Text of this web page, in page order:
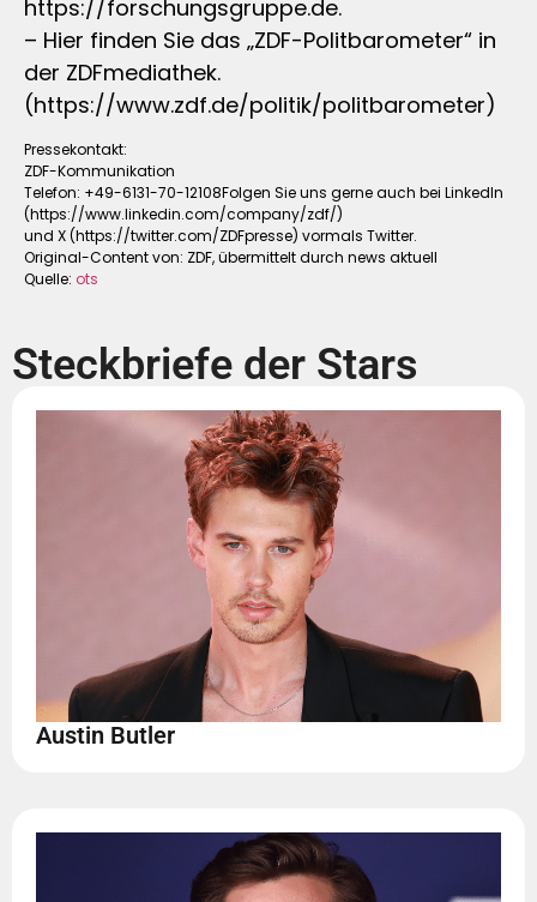
https://forschungsgruppe.de.
– Hier finden Sie das „ZDF-Politbarometer“ in
der ZDFmediathek.
(https://www.zdf.de/politik/politbarometer)
Pressekontakt:
ZDF-Kommunikation
Telefon: +49-6131-70-12108Folgen Sie uns gerne auch bei LinkedIn
(https://www.linkedin.com/company/zdf/)
und X (https://twitter.com/ZDFpresse) vormals Twitter.
Original-Content von: ZDF, übermittelt durch news aktuell
Quelle: ots
Steckbriefe der Stars
Austin Butler